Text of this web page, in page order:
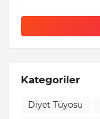
Kategoriler
Diyet Tüyosu